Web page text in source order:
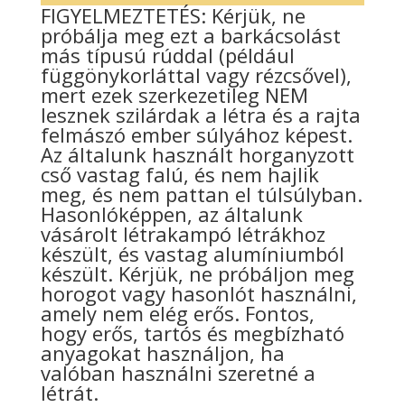
FIGYELMEZTETÉS: Kérjük, ne
próbálja meg ezt a barkácsolást
más típusú rúddal (például
függönykorláttal vagy rézcsővel),
mert ezek szerkezetileg NEM
lesznek szilárdak a létra és a rajta
felmászó ember súlyához képest.
Az általunk használt horganyzott
cső vastag falú, és nem hajlik
meg, és nem pattan el túlsúlyban.
Hasonlóképpen, az általunk
vásárolt létrakampó létrákhoz
készült, és vastag alumíniumból
készült. Kérjük, ne próbáljon meg
horogot vagy hasonlót használni,
amely nem elég erős. Fontos,
hogy erős, tartós és megbízható
anyagokat használjon, ha
valóban használni szeretné a
létrát.